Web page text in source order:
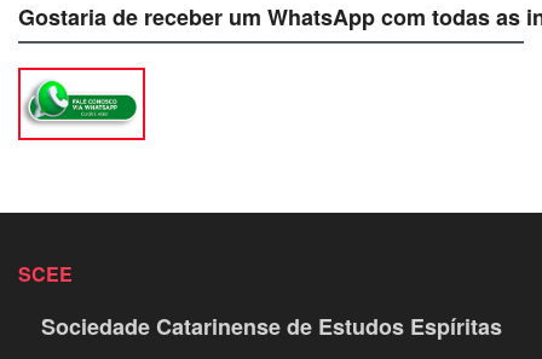
Gostaria de receber um WhatsApp com todas
SCEE
Sociedade Catarinense de Estudos Espíritas